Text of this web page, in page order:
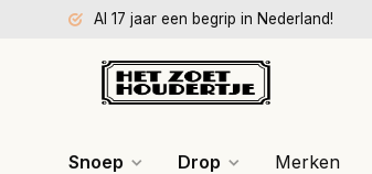
Al 17 jaar een begrip in Nederland!
Snoep Drop Merken